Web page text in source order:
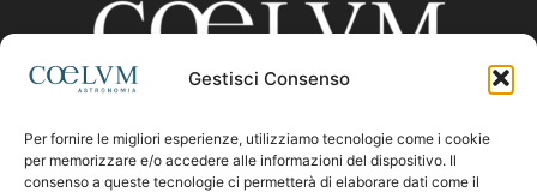
Gestisci Consenso
Per fornire le migliori esperienze, utilizziamo tecnologie come i cookie
per memorizzare e/o accedere alle informazioni del dispositivo. Il
consenso a queste tecnologie ci permetterà di elaborare dati come il
CHI SIAMO